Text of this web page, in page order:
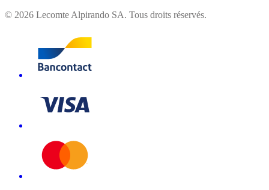
© 2026 Lecomte Alpirando SA. Tous droits réservés.